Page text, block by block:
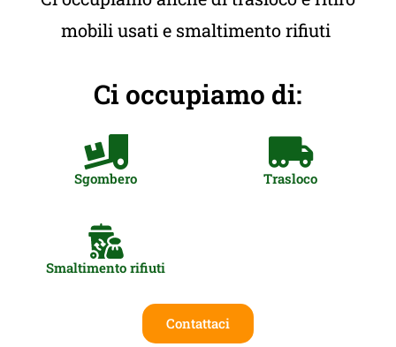
mobili usati e smaltimento rifiuti
Ci occupiamo di:
Sgombero Trasloco
Smaltimento rifiuti
Contattaci